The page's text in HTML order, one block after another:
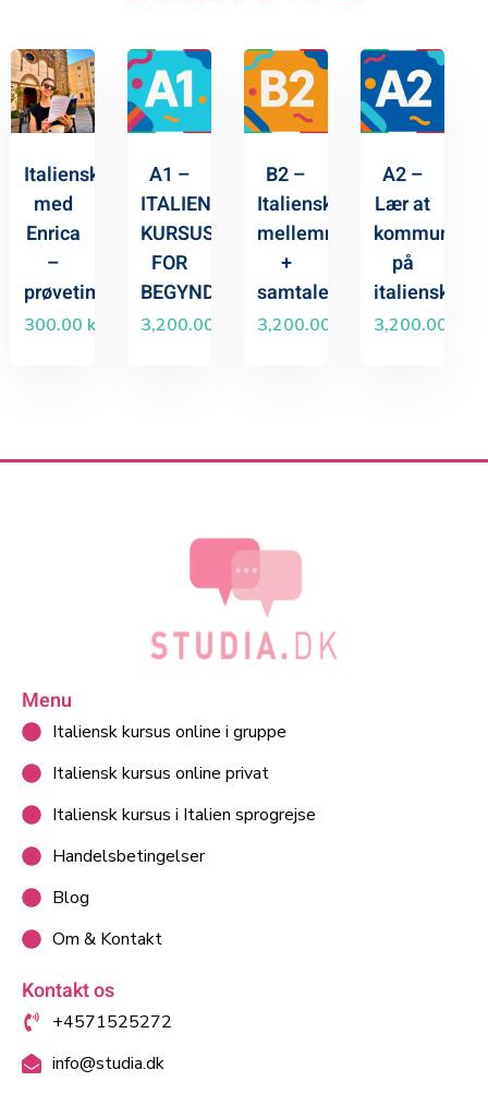
Italiensk
med
Enrica
–
prøvetime
300.00 kr.
A1 –
ITALIENSK
KURSUS
FOR
BEGYNDERE
3,200.00
B2 –
Italiensk
mellemniveau
+
samtaletræning
3,200.00
A2 –
Lær at
på
italiensk
3,200.00
Menu
Italiensk kursus online i gruppe
Italiensk kursus online privat
Italiensk kursus i Italien sprogrejse
Handelsbetingelser
Blog
Om & Kontakt
Kontakt os
+4571525272
info@studia.dk